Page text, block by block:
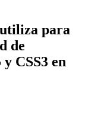
para
de
CSS3 en